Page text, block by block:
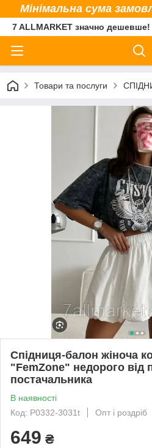
Мінімальна сума
7 ALLMARKET значно дешевше!
Товари та послуги
Спідниця-балон жіноча
"FemZone" недорого від
постачальника
В наявності
Код: P0332-3031t
Опт і роздріб
649 ₴